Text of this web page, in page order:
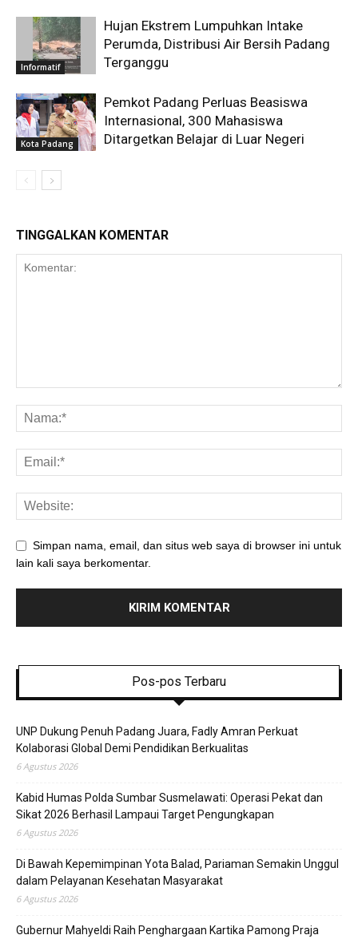
Informatif
Hujan Ekstrem Lumpuhkan Intake
Perumda, Distribusi Air Bersih Padang
Terganggu
Kota Padang
Pemkot Padang Perluas Beasiswa
Internasional, 300 Mahasiswa
Ditargetkan Belajar di Luar Negeri
TINGGALKAN KOMENTAR
Simpan nama, email, dan situs web saya di browser ini untuk
lain kali saya berkomentar.
Pos-pos Terbaru
UNP Dukung Penuh Padang Juara, Fadly Amran Perkuat
Kolaborasi Global Demi Pendidikan Berkualitas
6 Agustus 2026
Kabid Humas Polda Sumbar Susmelawati: Operasi Pekat dan
Sikat 2026 Berhasil Lampaui Target Pengungkapan
6 Agustus 2026
Di Bawah Kepemimpinan Yota Balad, Pariaman Semakin Unggul
dalam Pelayanan Kesehatan Masyarakat
6 Agustus 2026
Gubernur Mahyeldi Raih Penghargaan Kartika Pamong Praja